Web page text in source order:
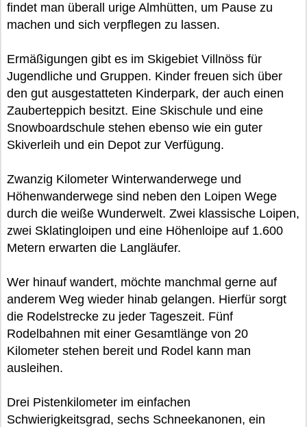
findet man überall urige Almhütten, um Pause zu
machen und sich verpflegen zu lassen.
Ermäßigungen gibt es im Skigebiet Villnöss für
Jugendliche und Gruppen. Kinder freuen sich über
den gut ausgestatteten Kinderpark, der auch einen
Zauberteppich besitzt. Eine Skischule und eine
Snowboardschule stehen ebenso wie ein guter
Skiverleih und ein Depot zur Verfügung.
Zwanzig Kilometer Winterwanderwege und
Höhenwanderwege sind neben den Loipen Wege
durch die weiße Wunderwelt. Zwei klassische Loipen,
zwei Sklatingloipen und eine Höhenloipe auf 1.600
Metern erwarten die Langläufer.
Wer hinauf wandert, möchte manchmal gerne auf
anderem Weg wieder hinab gelangen. Hierfür sorgt
die Rodelstrecke zu jeder Tageszeit. Fünf
Rodelbahnen mit einer Gesamtlänge von 20
Kilometer stehen bereit und Rodel kann man
ausleihen.
Drei Pistenkilometer im einfachen
Schwierigkeitsgrad, sechs Schneekanonen, ein